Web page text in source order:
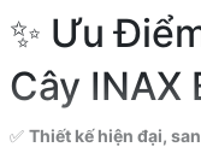
✨ Ưu
Cây INAX
✅ Thiết kế hiện đại,